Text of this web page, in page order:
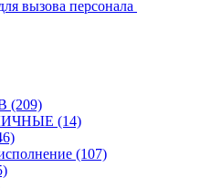
вызова персонала
(209)
(14)
(107)